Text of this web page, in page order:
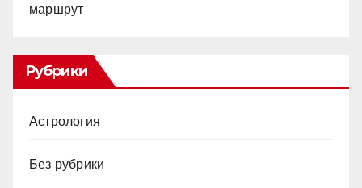
маршрут
Рубрики
Астрология
Без рубрики